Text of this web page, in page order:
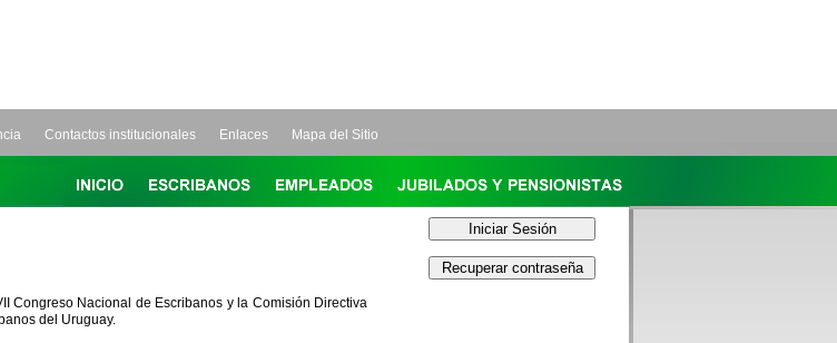
Contactos institucionales Enlaces Mapa del Sitio
Congreso Nacional de Escribanos y la Comisión Directiva
del Uruguay.